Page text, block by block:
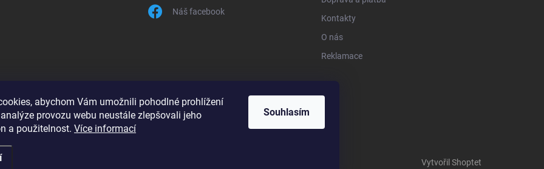
abychom Vám umožnili pohodlné prohlížení
provozu webu neustále zlepšovali jeho
a použitelnost. Více informací
Souhlasím
Náš facebook
Kontakty
O nás
Reklamace
Vytvořil Shoptet